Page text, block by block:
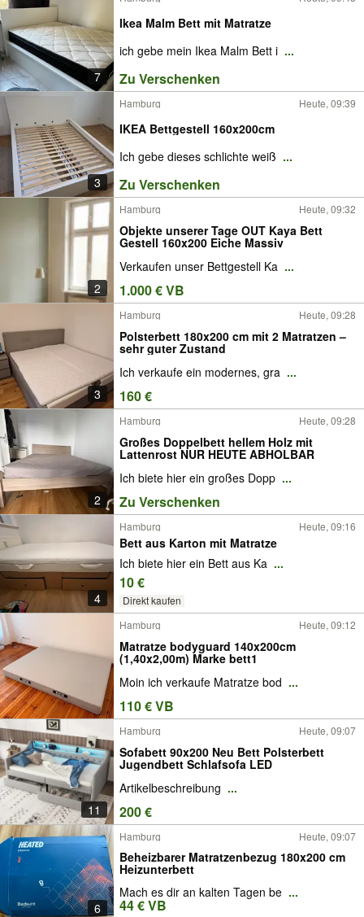
7
Ikea Malm Bett mit Matratze
ich gebe mein Ikea Malm Bett i ...
Zu Verschenken
3
Hamburg Heute, 09:39
IKEA Bettgestell 160x200cm
Ich gebe dieses schlichte weiß ...
Zu Verschenken
2
Hamburg Heute, 09:32
Objekte unserer Tage OUT Kaya Bett
Gestell 160x200 Eiche Massiv
Verkaufen unser Bettgestell Ka ...
1.000 € VB
3
Hamburg Heute, 09:28
Polsterbett 180x200 cm mit 2 Matratzen –
sehr guter Zustand
Ich verkaufe ein modernes, gra ...
160 €
2
Hamburg Heute, 09:28
Großes Doppelbett hellem Holz mit
Lattenrost NUR HEUTE ABHOLBAR
Ich biete hier ein großes Dopp ...
Zu Verschenken
4
Hamburg Heute, 09:16
Bett aus Karton mit Matratze
Ich biete hier ein Bett aus Ka ...
10 €
Direkt kaufen
Hamburg
Heute, 09:12
Matratze bodyguard 140x200cm
(1,40x2,00m) Marke bett1
Moin ich verkaufe Matratze bod ...
110 € VB
11
Hamburg Heute, 09:07
Sofabett 90x200 Neu Bett Polsterbett
Jugendbett Schlafsofa LED
Artikelbeschreibung ...
200 €
6
Hamburg Heute, 09:07
Beheizbarer Matratzenbezug 180x200 cm
Heizunterbett
Mach es dir an kalten Tagen be ...
44 € VB